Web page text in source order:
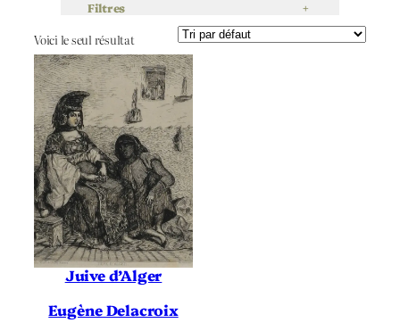
Filtres +
Voici le seul résultat
Juive d’Alger
Eugène Delacroix